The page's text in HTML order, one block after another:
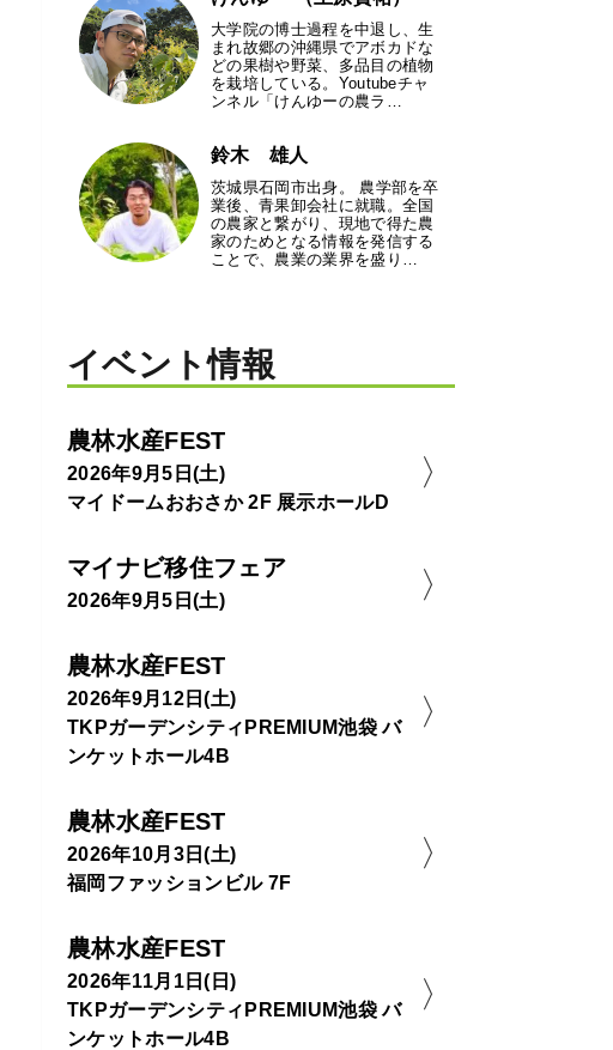
大学院の博士過程を中退し、生
まれ故郷の沖縄県でアボカドな
どの果樹や野菜、多品目の植物
を栽培している。Youtubeチャ
ンネル「けんゆーの農ラ…
鈴木 雄人
茨城県石岡市出身。 農学部を卒
業後、青果卸会社に就職。全国
の農家と繋がり、現地で得た農
家のためとなる情報を発信する
ことで、農業の業界を盛り…
イベント情報
農林水産FEST
2026年9月5日(土)
マイドームおおさか 2F 展示ホールD
マイナビ移住フェア
2026年9月5日(土)
農林水産FEST
2026年9月12日(土)
TKPガーデンシティPREMIUM池袋 バ
ンケットホール4B
農林水産FEST
2026年10月3日(土)
福岡ファッションビル 7F
農林水産FEST
2026年11月1日(日)
TKPガーデンシティPREMIUM池袋 バ
ンケットホール4B